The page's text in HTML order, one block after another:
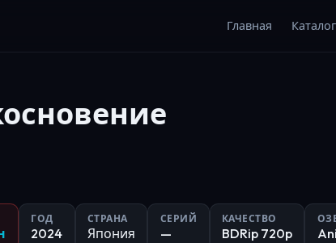
Главная Каталог
ГОД
2024
СТРАНА
Япония
СЕРИЙ
—
КАЧЕСТВО
BDRip 720p